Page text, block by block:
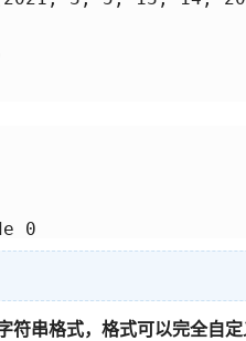
符串格式，格式可以完全自定